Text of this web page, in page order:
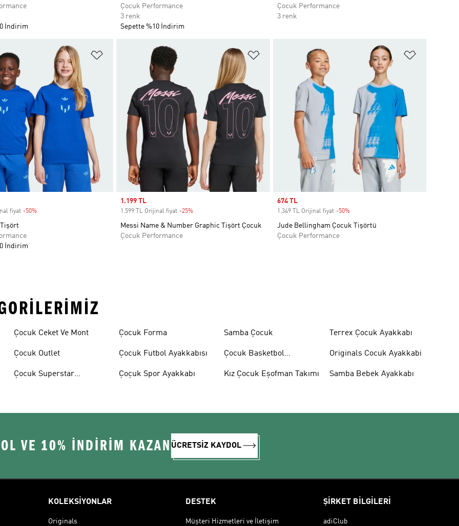
İndirim
Çocuk Performance
3 renk
Sepette %10 İndirim
Çocuk Performance
3 renk
Ekle Favori Listesine Ekle
fiyat -50%Discount
İndirim
Favori Listesine Ekle
Sale price
1.199 TL
1.599 TL Orijinal fiyat -25%
Messi Name & Number Graphic Tişört Çocuk
Çocuk Performance
Sale price
674 TL
1.349 TL Orijinal fiyat -50%Discount
Jude Bellingham Çocuk Tişörtü
Çocuk Performance
Çocuk Ceket Ve Mont
Çocuk Outlet
Çocuk Superstar
Çocuk Forma
Çocuk Futbol Ayakkabısı
Çoçuk Spor Ayakkabı
Samba Çocuk
Çocuk Basketbol
Kız Çocuk Eşofman Takımı
Terrex Çocuk Ayakkabı
Originals Cocuk Ayakkabi
Samba Bebek Ayakkabı
VE 10% İNDİRİM KAZAN ÜCRETSİZ KAYDOL
KOLEKSİYONLAR
Originals
DESTEK
Müşteri Hizmetleri ve İletişim
ŞİRKET BİLGİLERİ
adiClub